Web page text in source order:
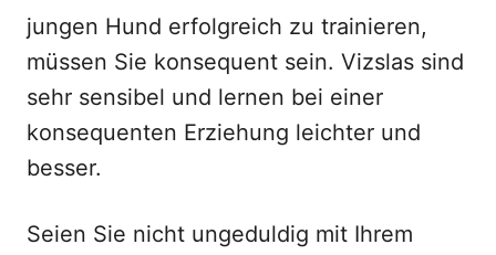
jungen Hund erfolgreich zu trainieren,
müssen Sie konsequent sein. Vizslas sind
sehr sensibel und lernen bei einer
konsequenten Erziehung leichter und
besser.
Seien Sie nicht ungeduldig mit Ihrem